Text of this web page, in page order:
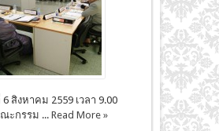
สิงหาคม 2559 เวลา 9.00
ะกรรม ... Read More »